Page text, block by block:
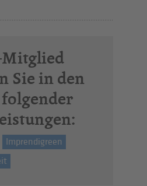
Mitglied
Sie in den
folgender
Imprendigreen